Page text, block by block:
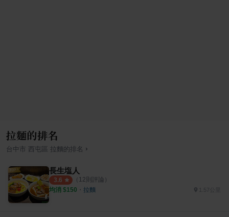
拉麵的排名
台中市 西屯區 拉麵的排名 ›
長生塩人
3.6 （ 12則評論）
均消 $150 ・ 拉麵 1.57公里